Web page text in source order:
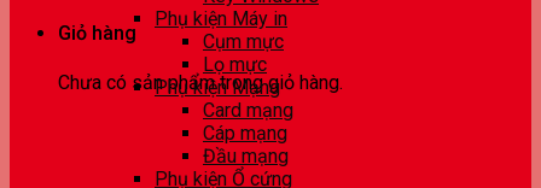
Giỏ hàng
Chưa có sản phẩm trong giỏ hàng.
Phụ kiện Máy in
Cụm mực
Lọ mực
Phụ kiện Mạng
Card mạng
Cáp mạng
Đầu mạng
Phụ kiện Ổ cứng